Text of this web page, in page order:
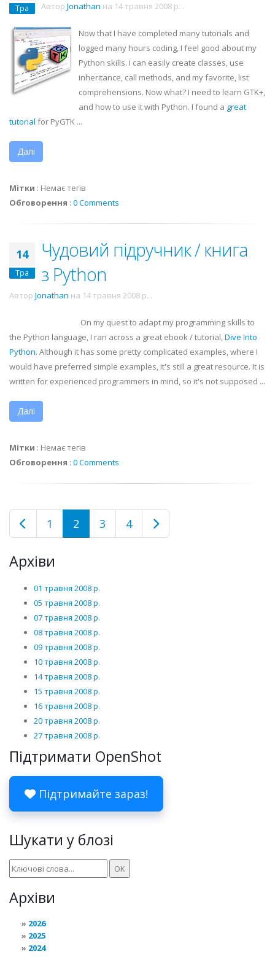
Тра Автор Jonathan на 14 травня 2008 р. .
Now that I have completed many tutorials and
logged many hours coding, I feel good about my
Python skills. I can easily create classes, use
inheritance, call methods, and my favorite, list
comprehensions. Now what? I need to learn GTK+,
and how to use it with Python. I found a great
tutorial for PyGTK ...
Далі
Мітки : Немає тегів
Обговорення : 0 Comments
14
Тра
Чудовий підручник / книга
з Python
Автор Jonathan на 14 травня 2008 р. .
On my quest to adapt my programming skills to
the Python language, I ran across a great ebook/ tutorial,Dive Into
Python. Although it has some pretty complicated examples, where I
would have preferred simple examples, it's still a great resource. It is
written for experienced programmers in mind, so it's not supposed ...
Далі
Мітки : Немає тегів
Обговорення : 0 Comments
1 2 3 4
Архіви
01 травня 2008 р.
05 травня 2008 р.
07 травня 2008 р.
08 травня 2008 р.
09 травня 2008 р.
10 травня 2008 р.
14 травня 2008 р.
15 травня 2008 р.
16 травня 2008 р.
20 травня 2008 р.
27 травня 2008 р.
Підтримати OpenShot
Підтримайте зараз!
Шукати у блозі
Архіви
2026
2025
2024